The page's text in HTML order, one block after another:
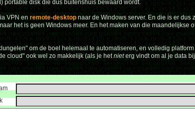
portable disk die dus buitenshuis bewaard wordt.
VPN enremote-desktopnaar de Windows server. En die is er dus
het is geen Windows meer. En het maken van die maandelijkse
om de boel helemaal te automatiseren, en volledig
cloud" ook wel zo makkelijk (als je hetnieterg vindt om al je data